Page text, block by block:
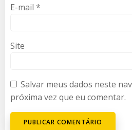
E-mail *
Site
Salvar meus dados neste
próxima vez que eu comentar.